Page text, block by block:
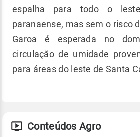
espalha para todo o
paranaense, mas sem o risco
Garoa é esperada no
circulação de umidade
para áreas do leste de Santa
Conteúdos Agro